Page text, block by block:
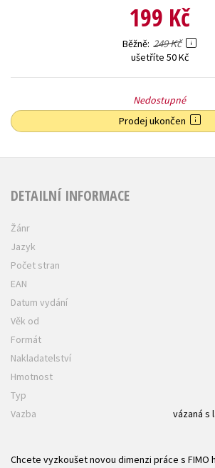
199 Kč
Běžně 249 Kč
ušetříte 50 Kč
Nedostupné
Prodej ukončen
DETAILNÍ INFORMACE
Žánr
Jazyk
Počet stran
EAN
Datum vydání
Věk od
Formát
Nakladatelství
Hmotnost
Typ
Vazba
vázaná s
Chcete vyzkoušet novou dimenzi práce s FIMO